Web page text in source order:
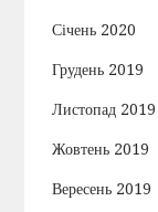
Січень 2020
Грудень 2019
Листопад 2019
Жовтень 2019
Вересень 2019